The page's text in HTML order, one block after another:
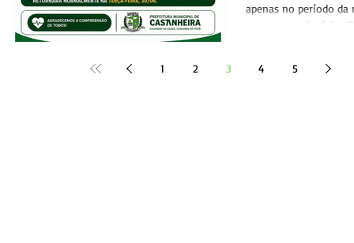
Brasil
apenas no período da
nesta segunda-feira
do Decreto nº 30/
1 2 3 4 5